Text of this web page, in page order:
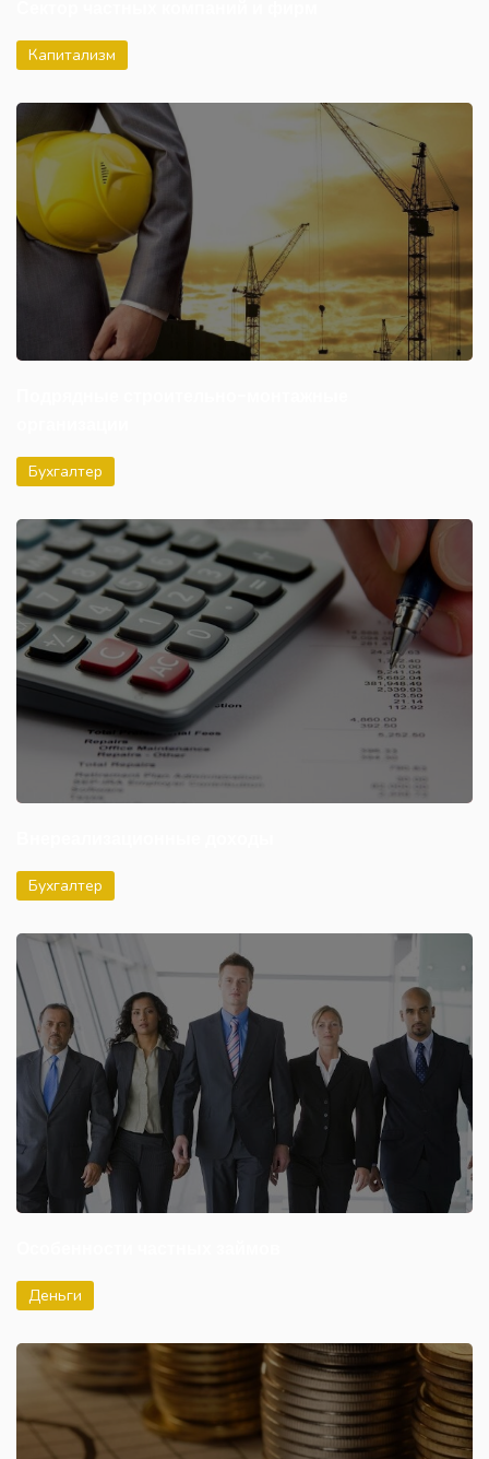
Капитализм
Бухгалтер
Бухгалтер
Деньги